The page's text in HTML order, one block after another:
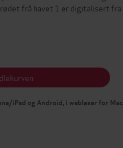
frå havet 1 er digitalisert fra
iPad og Android, i webleser for